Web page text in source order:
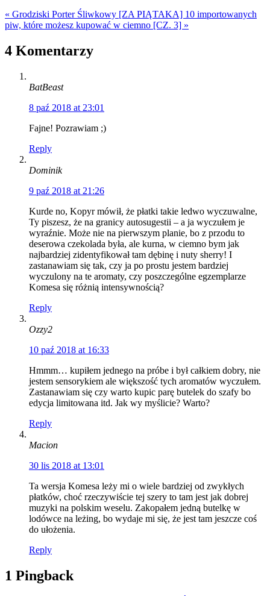
« Grodziski Porter Śliwkowy [ZA PIĄTAKA] 10 importowanych
piw, które możesz kupować w ciemno [CZ. 3] »
4 Komentarzy
BatBeast
8 paź 2018 at 23:01
Fajne! Pozrawiam ;)
Reply
Dominik
9 paź 2018 at 21:26
Kurde no, Kopyr mówił, że płatki takie ledwo wyczuwalne,
Ty piszesz, że na granicy autosugestii – a ja wyczułem je
wyraźnie. Może nie na pierwszym planie, bo z przodu to
deserowa czekolada była, ale kurna, w ciemno bym jak
najbardziej zidentyfikował tam dębinę i nuty sherry! I
zastanawiam się tak, czy ja po prostu jestem bardziej
wyczulony na te aromaty, czy poszczególne egzemplarze
Komesa się różnią intensywnością?
Reply
Ozzy2
10 paź 2018 at 16:33
Hmmm… kupiłem jednego na próbe i był całkiem dobry, nie
jestem sensorykiem ale większość tych aromatów wyczułem.
Zastanawiam się czy warto kupic parę butelek do szafy bo
edycja limitowana itd. Jak wy myślicie? Warto?
Reply
Macion
30 lis 2018 at 13:01
Ta wersja Komesa leży mi o wiele bardziej od zwykłych
płatków, choć rzeczywiście tej szery to tam jest jak dobrej
muzyki na polskim weselu. Zakopałem jedną butelkę w
lodówce na leżing, bo wydaje mi się, że jest tam jeszcze coś
do ułożenia.
Reply
1 Pingback